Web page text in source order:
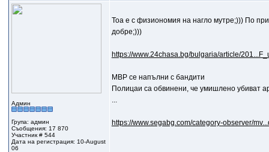
Админ
Група: админ
Съобщения: 17 870
Участник # 544
Дата на регистрация: 10-August
06
Тоа е с физиономия на нагло мутре;))) По
добре;)))
https://www.24chasa.bg/bulgaria/article/
МВР се напълни с бандити
Полицаи са обвинени, че умишлено убиват
...
https://www.segabg.com/category-observer/